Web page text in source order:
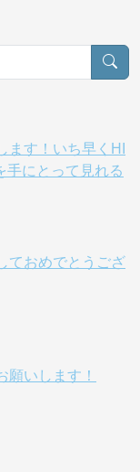
ます！いち早くHI
手にとって見れる
ておめでとうござ
願いします！